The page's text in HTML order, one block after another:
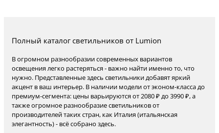
Полный каталог светильников от Lumion
В огромном разнообразии современных вариантов
освещения легко растеряться - важно найти именно то, что
нужно. Представленные здесь светильники добавят яркий
акцент в ваш интерьер. В наличии модели от эконом-класса до
премиум-сегмента: цены варьируются от 2080 ₽ до 3990 ₽, а
также огромное разнообразие светильников от
производителей таких стран, как Италия (итальянская
элегантность) - всё собрано здесь.